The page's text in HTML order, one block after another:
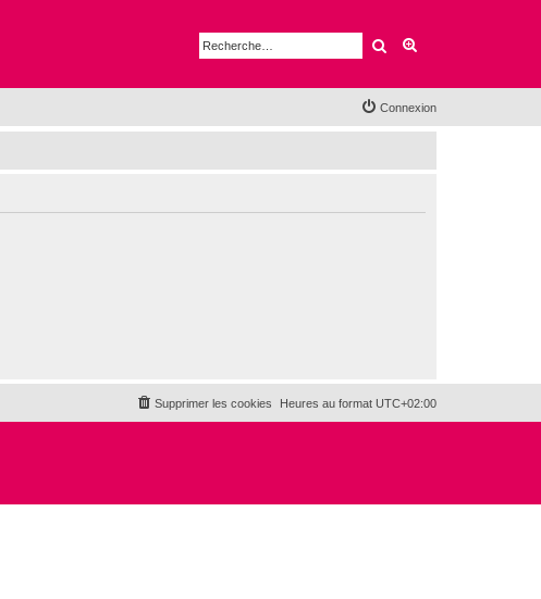
Rechercher
Connexion
Heures au format UTC+02:00
Supprimer les cookies